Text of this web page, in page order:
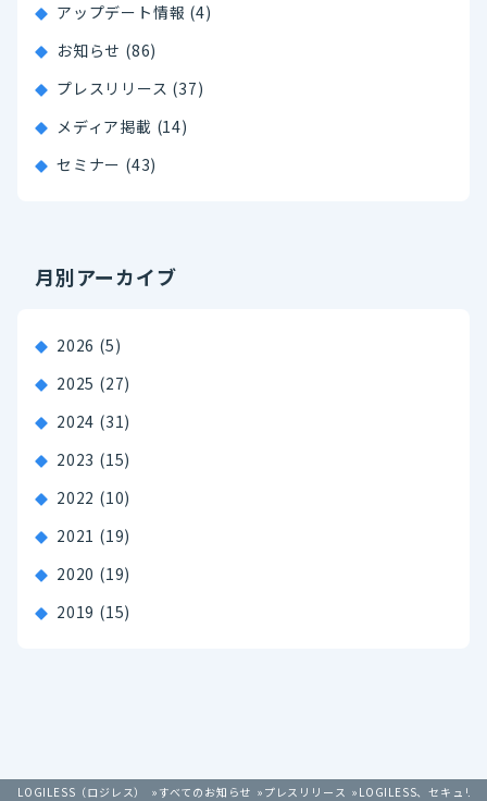
アップデート情報 (4)
お知らせ (86)
プレスリリース (37)
メディア掲載 (14)
セミナー (43)
月別アーカイブ
2026 (5)
2025 (27)
2024 (31)
2023 (15)
2022 (10)
2021 (19)
2020 (19)
2019 (15)
LOGILESS（ロジレス） すべてのお知らせ プレスリリース LOGILESS、セキュリ